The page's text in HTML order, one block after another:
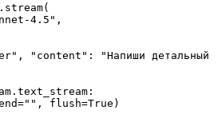
4.5",
"content": "Напиши детальный